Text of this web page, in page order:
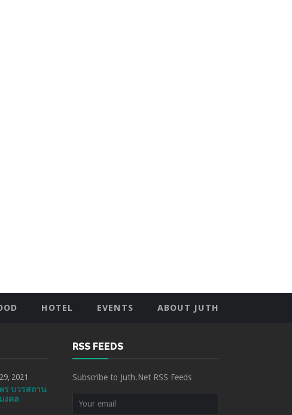
HOTEL EVENTS ABOUT JUTH
2021
ร บวรสถาน
งคล
RSS FEEDS
Subscribe to Juth.Net RSS Feeds